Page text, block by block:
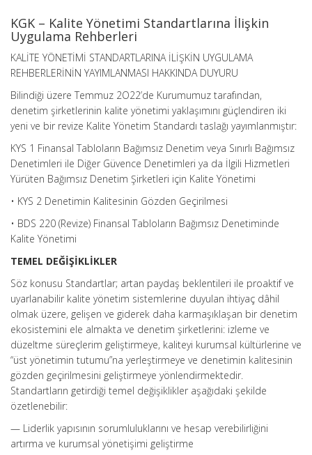
KGK – Kalite Yönetimi Standartlarına İlişkin
Uygulama Rehberleri
KALİTE YÖNETİMİ STANDARTLARINA İLİŞKİN UYGULAMA
REHBERLERİNİN YAYIMLANMASI HAKKINDA DUYURU
Bilindiği üzere Temmuz 2O22’de Kurumumuz tarafından,
denetim şirketlerinin kalite yönetimi yaklaşımını güçlendiren iki
yeni ve bir revize Kalite Yönetim Standardı taslağı yayımlanmıştır:
KYS 1 Finansal Tabloların Bağımsız Denetim veya Sınırlı Bağımsız
Denetimleri ile Diğer Güvence Denetimleri ya da İlgili Hizmetleri
Yürüten Bağımsız Denetim Şirketleri için Kalite Yönetimi
• KYS 2 Denetimin Kalitesinin Gözden Geçirilmesi
• BDS 220 (Revize) Finansal Tabloların Bağımsız Denetiminde
Kalite Yönetimi
TEMEL DEĞİŞİKLİKLER
Söz konusu Standartlar; artan paydaş beklentileri ile proaktif ve
uyarlanabilir kalite yönetim sistemlerine duyulan ihtiyaç dâhil
olmak üzere, gelişen ve giderek daha karmaşıklaşan bir denetim
ekosistemini ele almakta ve denetim şirketlerini: izleme ve
düzeltme süreçlerim geliştirmeye, kaliteyi kurumsal kültürlerine ve
“üst yönetimin tutumu”na yerleştirmeye ve denetimin kalitesinin
gözden geçirilmesini geliştirmeye yönlendirmektedir.
Standartların getirdiği temel değişiklikler aşağıdaki şekilde
özetlenebilir:
— Liderlik yapısının sorumluluklarını ve hesap verebilirliğini
artırma ve kurumsal yönetişimi geliştirme